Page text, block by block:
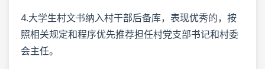
4.大学生村文书纳入村干部后备库，表现优秀的，按
照相关规定和程序优先推荐担任村党支部书记和村委
会主任。